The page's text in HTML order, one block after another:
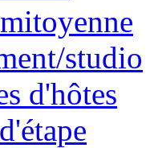
studio
d'hôtes